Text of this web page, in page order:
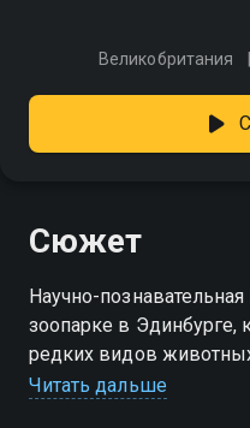
Великобритания
Сюжет
Научно-
зоопарке в Эдинбурге,
редких видов
Читать дальше